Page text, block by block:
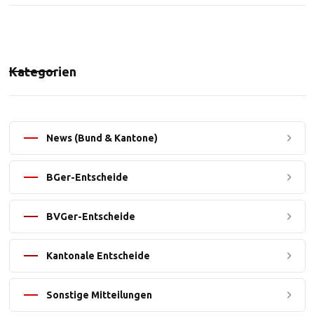
Kategorien
News (Bund & Kantone)
BGer-Entscheide
BVGer-Entscheide
Kantonale Entscheide
Sonstige Mitteilungen